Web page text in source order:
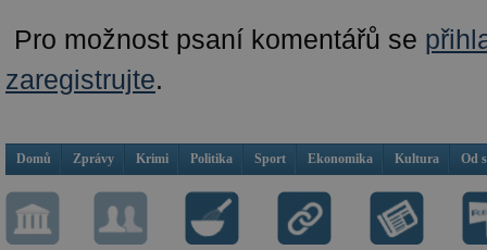
Pro možnost psaní komentářů se
zaregistrujte.
Domů Zprávy Krimi Politika Sport Ekonomika Kultura Od